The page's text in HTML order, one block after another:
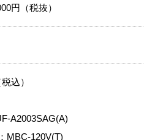
円（税抜）
込）
A2003SAG(A)
MBC-120V(T)